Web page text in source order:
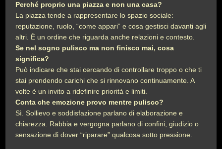
Perché proprio una piazza e non una casa?
La piazza tende a rappresentare lo spazio sociale:
reputazione, ruolo, “come appari” e cosa gestisci davanti agli
altri. È un ordine che riguarda anche relazioni e contesto.
Se nel sogno pulisco ma non finisco mai, cosa
significa?
Può indicare che stai cercando di controllare troppo o che ti
stai prendendo carichi che si rinnovano continuamente. A
volte è un invito a ridefinire priorità e limiti.
Conta che emozione provo mentre pulisco?
Sì. Sollievo e soddisfazione parlano di elaborazione e
chiarezza. Rabbia e vergogna parlano di confini, giudizio o
sensazione di dover “riparare” qualcosa sotto pressione.